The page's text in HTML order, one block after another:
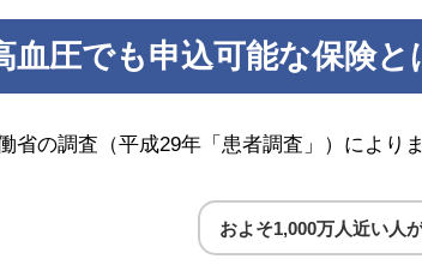
血圧でも申込可能な保険と
省の調査（平成29年「患者調査」）により
およそ1,000万人近い人